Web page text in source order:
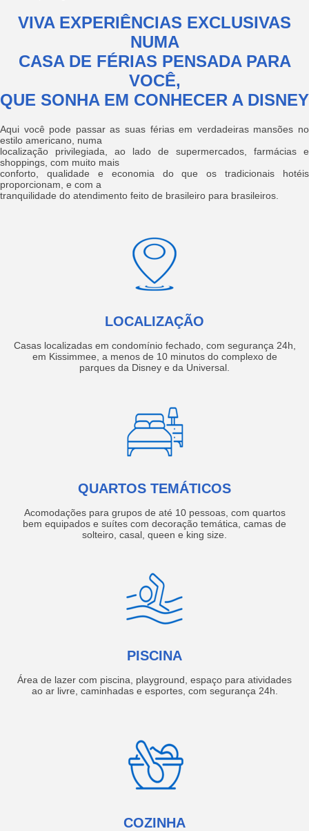
VIVA EXPERIÊNCIAS EXCLUSIVAS
NUMA
CASA DE FÉRIAS PENSADA PARA
VOCÊ,
QUE SONHA EM CONHECER A DISNEY
Aqui você pode passar as suas férias em verdadeiras mansões no
estilo americano, numa
localização privilegiada, ao lado de supermercados, farmácias e
shoppings, com muito mais
conforto, qualidade e economia do que os tradicionais hotéis
proporcionam, e com a
tranquilidade do atendimento feito de brasileiro para brasileiros.
LOCALIZAÇÃO
Casas localizadas em condomínio fechado, com segurança 24h,
em Kissimmee, a menos de 10 minutos do complexo de
parques da Disney e da Universal.
QUARTOS TEMÁTICOS
Acomodações para grupos de até 10 pessoas, com quartos
bem equipados e suítes com decoração temática, camas de
solteiro, casal, queen e king size.
PISCINA
Área de lazer com piscina, playground, espaço para atividades
ao ar livre, caminhadas e esportes, com segurança 24h.
COZINHA